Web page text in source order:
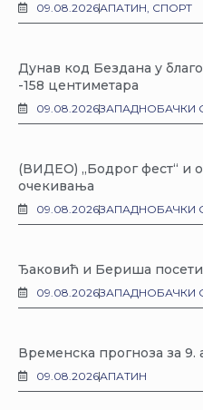
09.08.2026АПАТИН, СПОРТ
Дунав код Бездана у
-158 центиметара
09.08.2026ЗАПАДНОБАЧКИ
(ВИДЕО) „Бодрог фест“ и
очекивања
09.08.2026ЗАПАДНОБАЧКИ
Ђаковић и Бериша
09.08.2026ЗАПАДНОБАЧКИ
Временска прогноза за 9.
09.08.2026АПАТИН